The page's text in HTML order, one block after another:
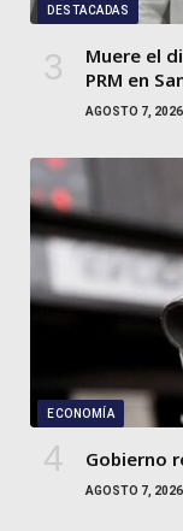
DESTACADAS
Muere el
PRM en
AGOSTO 7, 2026
ECONOMÍA
Gobierno
AGOSTO 7, 2026